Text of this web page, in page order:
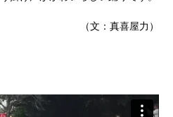
（文：真喜屋力）